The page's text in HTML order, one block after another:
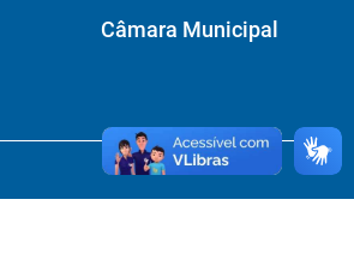
Câmara Municipal